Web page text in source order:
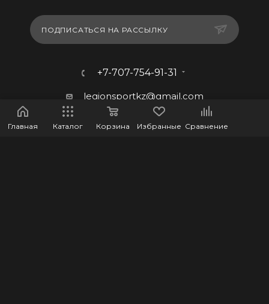
ПОДПИСАТЬСЯ НА РАССЫЛКУ
+7-707-754-91-31
legionsportkz@gmail.com
г.Костанай, ул. Баймагамбетова
193, ВП-5
Главная Каталог Корзина Избранные Сравнение